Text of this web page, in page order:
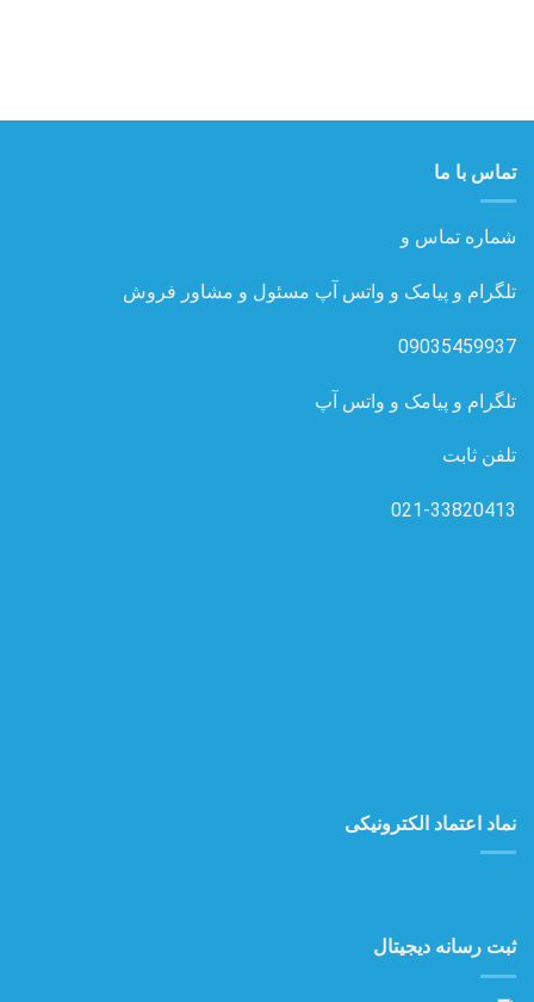
تماس با ما
شماره تماس و
تلگرام و پیامک و واتس آپ مسئول و مشاور فروش
09035459937
تلگرام و پیامک و واتس آپ
تلفن ثابت
021-33820413
نماد اعتماد الکترونیکی
ثبت رسانه دیجیتال